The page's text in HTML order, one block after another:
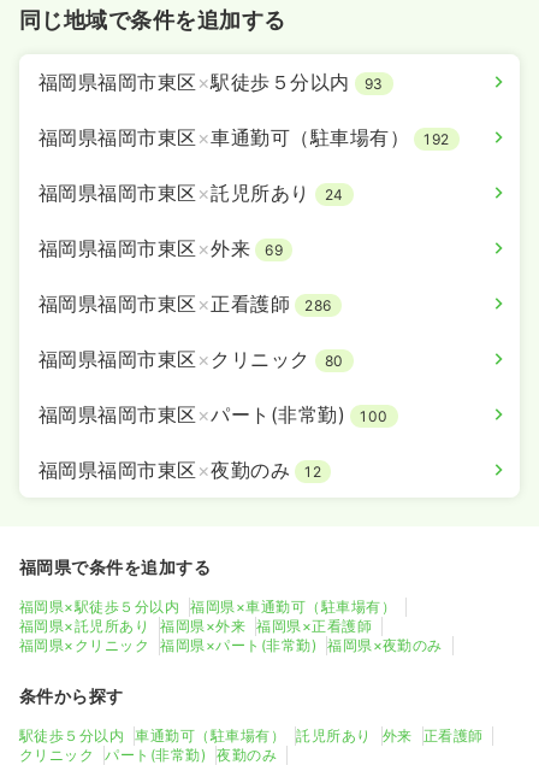
同じ地域で条件を追加する
福岡県福岡市東区 ×駅徒歩５分以内 93
福岡県福岡市東区 ×車通勤可（駐車場有） 192
福岡県福岡市東区 ×託児所あり 24
福岡県福岡市東区 ×外来 69
福岡県福岡市東区 ×正看護師 286
福岡県福岡市東区 × クリニック 80
福岡県福岡市東区 ×パート(非常勤) 100
福岡県福岡市東区 ×夜勤のみ 12
福岡県で条件を追加する
福岡県×駅徒歩５分以内
福岡県×車通勤可（駐車場有）
福岡県×託児所あり
福岡県×外来
福岡県×正看護師
福岡県×クリニック
福岡県×パート(非常勤) 福岡県×夜勤のみ
条件から探す
駅徒歩５分以内 車通勤可（駐車場有） 託児所あり 外来
正看護師
クリニック
パート(非常勤) 夜勤のみ